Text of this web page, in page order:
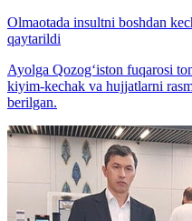
Olmaotada insultni boshdan
qaytarildi
Ayolga Qozog‘iston fuqarosi
kiyim-kechak va hujjatlarni
berilgan.